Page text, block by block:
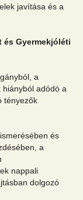
javítása és a
és Gyermekjóléti
a
hiányból adódó a
tényezők
és
a
nappali
dolgozó